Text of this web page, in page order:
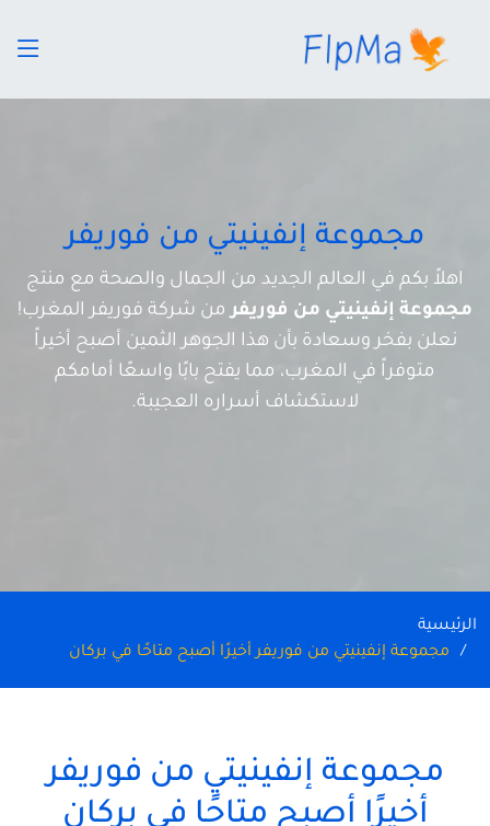
مجموعة إنفينيتي من فوريفر
اهلاً بكم في العالم الجديد من الجمال والصحة مع منتج
مجموعة إنفينيتي من فوريفرمن شركة فوريفر المغرب!
نعلن بفخر وسعادة بأن هذا الجوهر الثمين أصبح أخيراً
متوفراً في المغرب، مما يفتح بابًا واسعًا أمامكم
لاستكشاف أسراره العجيبة.
الرئيسية
مجموعة إنفينيتي من فوريفر أخيرًا أصبح متاحًا في بركان
مجموعة إنفينيتي من فوريفر
أخيرًا أصبح متاحًا في بركان